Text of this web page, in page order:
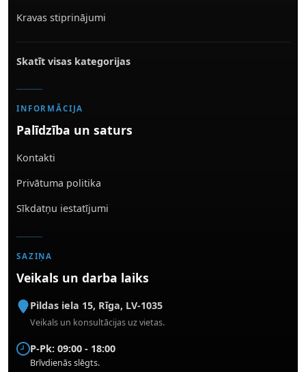
Kravas stiprinājumi
Skatīt visas kategorijas
INFORMĀCIJA
Palīdzība un saturs
Kontakti
Privātuma politika
Sīkdatņu iestatījumi
SAZIŅA
Veikals un darba laiks
Pildas iela 15, Rīga, LV-1035
Veikals un konsultācijas uz vietas.
P-Pk: 09:00 - 18:00
Brīvdienās slēgts.